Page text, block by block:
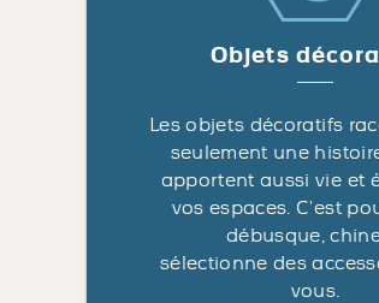
Objets
Les objets décoratifs
seulement une
apportent aussi vie et
vos espaces. C’est
débusque,
sélectionne des
vous.